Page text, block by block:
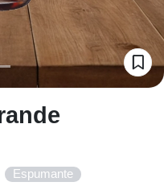
Espumante